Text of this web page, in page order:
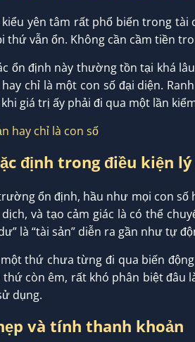
kiểu yên tâm rất phổ biến trong tài
thứ vẫn ổn. Không cần cầm tiền
ổn định này thường tồn tại khá
chỉ là một con số đại diện.
giá trị ấy phải đi qua một lần
định trong điều kiện
ổn định, hầu như mọi con số
và tạo cảm giác là có thể
là “tài sản” diễn ra gần như tự
thứ chưa từng đi qua biến
thứ còn êm, rất khó phân biệt đâu
dụng.
và tính thanh khoản